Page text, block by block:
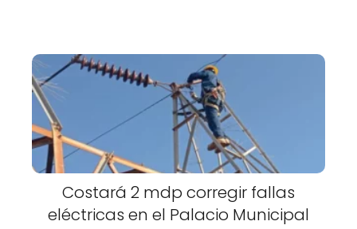
Costará 2 mdp corregir fallas
eléctricas en el Palacio Municipal